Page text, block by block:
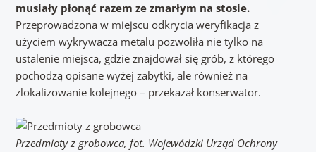
musiały płonąć razem ze zmarłym na stosie.
Przeprowadzona w miejscu odkrycia weryfikacja z
użyciem wykrywacza metalu pozwoliła nie tylko na
ustalenie miejsca, gdzie znajdował się grób, z którego
pochodzą opisane wyżej zabytki, ale również na
zlokalizowanie kolejnego – przekazał konserwator.
Przedmioty z grobowca, fot. Wojewódzki Urząd Ochrony